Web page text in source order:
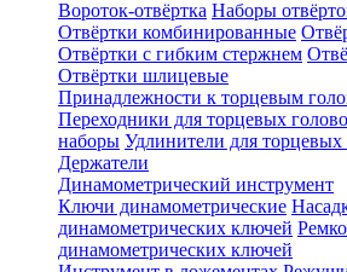
Вороток-отвёртка Наборы
Отвёртки комбинированные
Отвёртки с гибким стержнем
Отвёртки шлицевые
Принадлежности к торцевым
Переходники для торцевых
наборы Удлинители для торцевых
Держатели
Динамометрический инструмент
Ключи динамометрические
динамометрических ключей
динамометрических ключей